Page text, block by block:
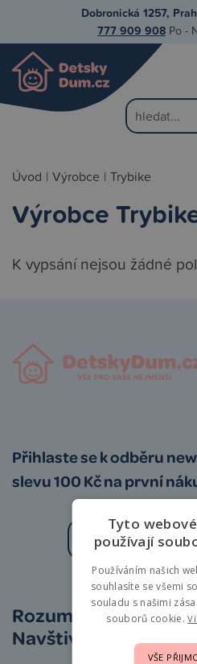
Dobronická 1257,
777 909 908 Po -
Úvod | Výrobce | Trybike
Výrobce
K vypsání nejsou žádné
Přihlaste se k odběru
slevu 100 Kč na první
Zásady zpracování
Rozumíme vám i
Navštivte nás
Tyto
používají
Používáním našich
souhlasíte se všemi
souladu s našimi
souborů cookie.
VŠE